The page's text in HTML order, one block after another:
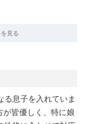
見る
る息子を入れていま
皆優しく、特に娘